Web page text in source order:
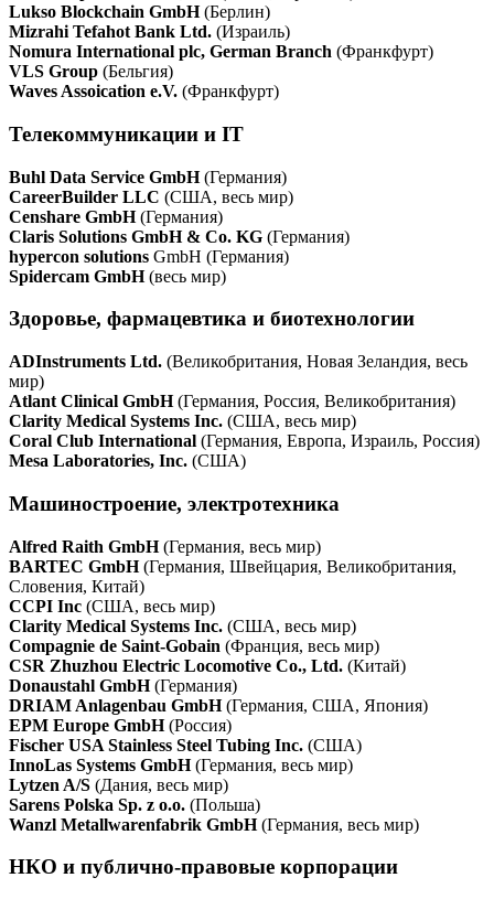
Lukso Blockchain GmbH(Берлин)
Mizrahi Tefahot Bank Ltd. (Израиль)
Nomura International plc, German Branch (Франкфурт)
VLS Group (Бельгия)
Waves Assoication e.V. (Франкфурт)
Телекоммуникации и IT
Buhl Data Service GmbH(Германия)
CareerBuilder LLC (США, весь мир)
Censhare GmbH(Германия)
Claris Solutions GmbH & Co. KG (Германия)
hypercon solutions GmbH (Германия)
Spidercam GmbH(весь мир)
Здоровье, фармацевтика и биотехнологии
ADInstruments Ltd. (Великобритания, Новая Зеландия, весь
мир)
Atlant Clinical GmbH(Германия, Россия, Великобритания)
Clarity Medical Systems Inc. (США, весь мир)
Coral Club International (Германия, Европа, Израиль, Россия)
Mesa Laboratories, Inc. (США)
Машиностроение, электротехника
Alfred Raith GmbH(Германия, весь мир)
BARTEC GmbH(Германия, Швейцария, Великобритания,
Словения, Китай)
CCPI Inc (США, весь мир)
Clarity Medical Systems Inc. (США, весь мир)
Compagnie de Saint-Gobain (Франция, весь мир)
CSR Zhuzhou Electric Locomotive Co., Ltd. (Китай)
Donaustahl GmbH(Германия)
DRIAM Anlagenbau GmbH(Германия, США, Япония)
EPM Europe GmbH(Россия)
Fischer USA Stainless Steel Tubing Inc. (США)
InnoLas Systems GmbH(Германия, весь мир)
Lytzen A/S (Дания, весь мир)
Sarens Polska Sp. z o.o. (Польша)
Wanzl Metallwarenfabrik GmbH(Германия, весь мир)
НКО и публично-правовые корпорации